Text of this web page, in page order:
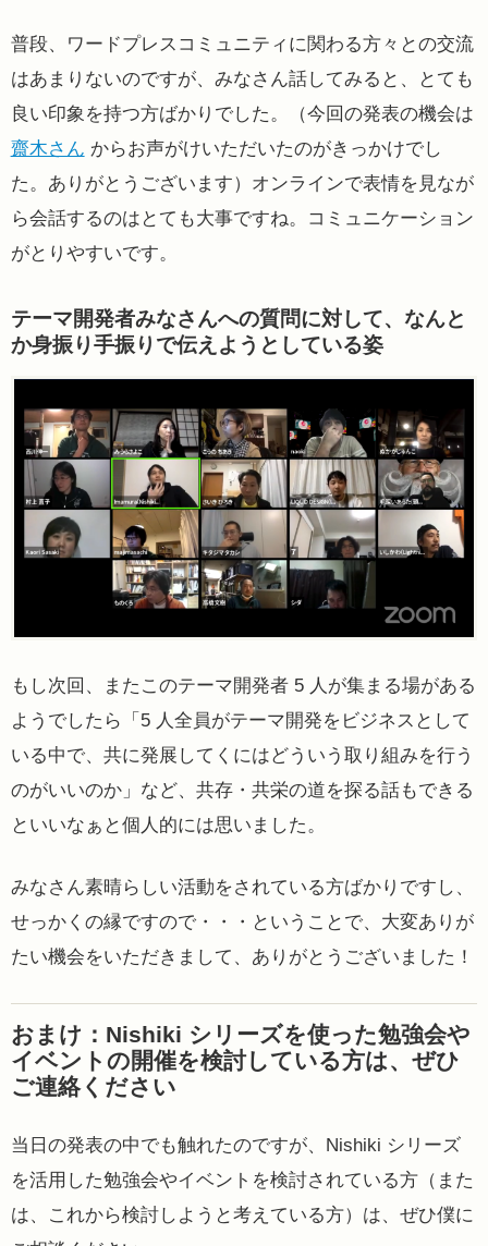
普段、ワードプレスコミュニティに関わる方々との交流
はあまりないのですが、みなさん話してみると、とても
良い印象を持つ方ばかりでした。（今回の発表の機会は
齋木さん からお声がけいただいたのがきっかけでし
た。ありがとうございます）オンラインで表情を見なが
ら会話するのはとても大事ですね。コミュニケーション
がとりやすいです。
テーマ開発者みなさんへの質問に対して、なんと
か身振り手振りで伝えようとしている姿
もし次回、またこのテーマ開発者 5 人が集まる場がある
ようでしたら「5 人全員がテーマ開発をビジネスとして
いる中で、共に発展してくにはどういう取り組みを行う
のがいいのか」など、共存・共栄の道を探る話もできる
といいなぁと個人的には思いました。
みなさん素晴らしい活動をされている方ばかりですし、
せっかくの縁ですので・・・ということで、大変ありが
たい機会をいただきまして、ありがとうございました！
おまけ：Nishiki シリーズを使った勉強会や
イベントの開催を検討している方は、ぜひ
ご連絡ください
当日の発表の中でも触れたのですが、Nishiki シリーズ
を活用した勉強会やイベントを検討されている方（また
は、これから検討しようと考えている方）は、ぜひ僕に